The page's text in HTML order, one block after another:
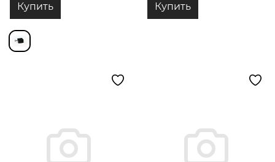
Купить Купить